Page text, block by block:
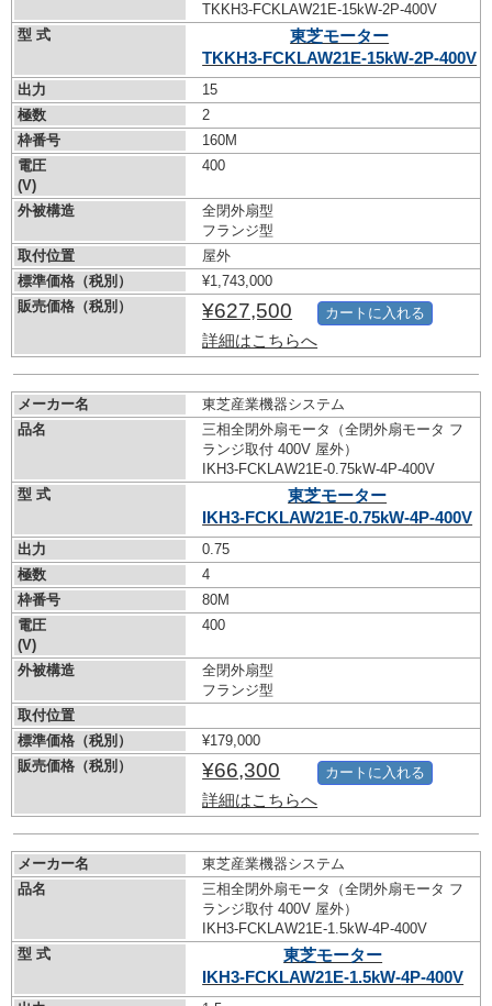
TKKH3-FCKLAW21E-15kW-2P-400V
型 式
東芝モーター
TKKH3-FCKLAW21E-15kW-2P-400V
出力
15
極数
2
枠番号
160M
電圧
(V)
400
外被構造
全閉外扇型
フランジ型
取付位置
屋外
標準価格（税別）
¥1,743,000
販売価格（税別）
¥627,500
詳細はこちらへ
カートに入れる
メーカー名
東芝産業機器システム
品名
三相全閉外扇モータ（全閉外扇モータ フ
ランジ取付 400V 屋外）
IKH3-FCKLAW21E-0.75kW-4P-400V
型 式
東芝モーター
IKH3-FCKLAW21E-0.75kW-4P-400V
出力
0.75
極数
4
枠番号
80M
電圧
(V)
400
外被構造
全閉外扇型
フランジ型
取付位置
標準価格（税別）
¥179,000
販売価格（税別）
¥66,300
詳細はこちらへ
カートに入れる
メーカー名
東芝産業機器システム
品名
三相全閉外扇モータ（全閉外扇モータ フ
ランジ取付 400V 屋外）
IKH3-FCKLAW21E-1.5kW-4P-400V
型 式
東芝モーター
IKH3-FCKLAW21E-1.5kW-4P-400V